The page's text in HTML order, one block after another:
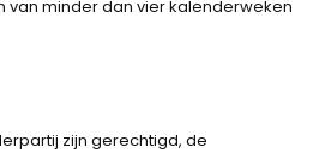
van minder dan vier kalenderweken
zijn gerechtigd, de